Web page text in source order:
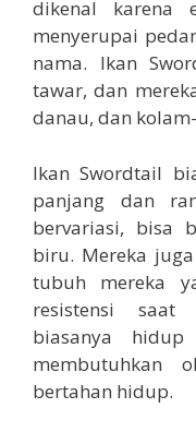
dikenal karena
menyerupai
nama. Ikan
tawar, dan
danau, dan
Ikan Swordtail
panjang dan
bervariasi, bisa
biru. Mereka
tubuh mereka
resistensi saat
biasanya
membutuhkan
bertahan hidup.